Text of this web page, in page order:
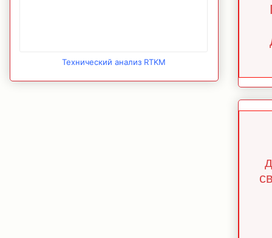
Технический анализ RTKM